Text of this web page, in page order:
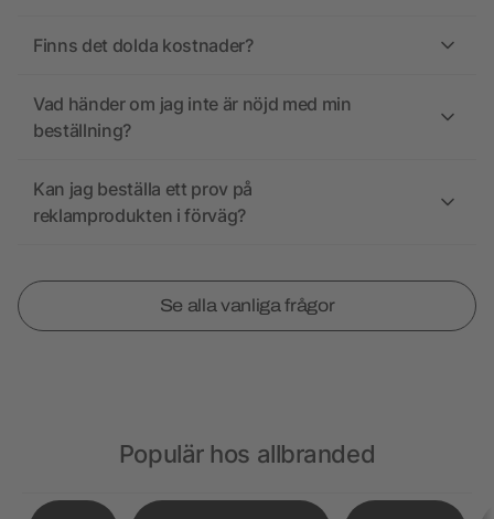
Finns det dolda kostnader?
Vad händer om jag inte är nöjd med min
beställning?
Kan jag beställa ett prov på
reklamprodukten i förväg?
Se alla vanliga frågor
Populär hos allbranded